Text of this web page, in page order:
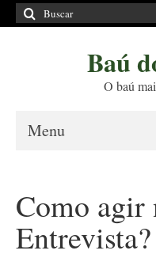
Buscar
por:
Baú
O baú
Menu
Princípios
Políticas e Termos
Como agir
Entrevista?